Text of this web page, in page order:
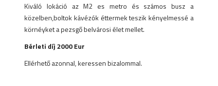
Kiváló lokáció az M2 es metro és számos busz a
közelben,boltok kávézók éttermek teszik kényelmessé a
körnéyket a pezsgő belvárosi élet mellet.
Bérleti díj 2000 Eur
Ellérhető azonnal, keressen bizalommal.